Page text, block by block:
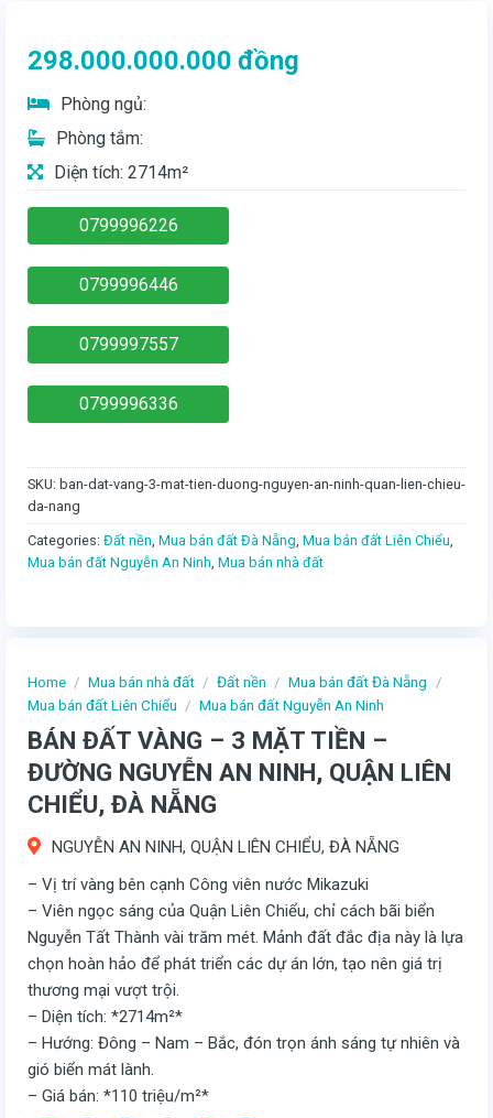
Home / Mua bán nhà đất / Đất nền / Mua bán đất Đà Nẵng
/
Mua bán đất Liên Chiểu / Mua bán đất Nguyễn An Ninh
BÁN ĐẤT VÀNG – 3 MẶT TIỀN –
ĐƯỜNG NGUYỄN AN NINH, QUẬN LIÊN
CHIỂU, ĐÀ NẴNG
NGUYỄN AN NINH, QUẬN LIÊN CHIỂU, ĐÀ NẴNG
– Vị trí vàng bên cạnh Công viên nước Mikazuki
– Viên ngọc sáng của Quận Liên Chiểu, chỉ cách bãi biển
Nguyễn Tất Thành vài trăm mét. Mảnh đất đắc địa này là lựa
chọn hoàn hảo để phát triển các dự án lớn, tạo nên giá trị
thương mại vượt trội.
– Diện tích: *2714m²*
– Hướng: Đông – Nam – Bắc, đón trọn ánh sáng tự nhiên và
gió biển mát lành.
– Giá bán: *110 triệu/m²*
298.000.000.000 đồng
Phòng ngủ:
Phòng tắm:
Diện tích: 2714m²
0799996226
0799996446
0799997557
0799996336
SKU: ban-dat-vang-3-mat-tien-duong-nguyen-an-ninh-quan-lien-chieu-
da-nang
Categories: Đất nền, Mua bán đất Đà Nẵng, Mua bán đất Liên Chiểu,
Mua bán đất Nguyễn An Ninh, Mua bán nhà đất